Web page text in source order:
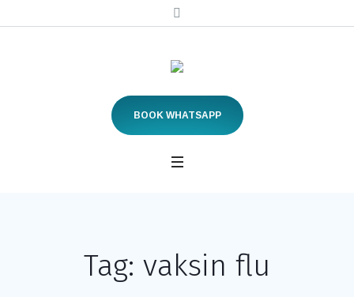
BOOK WHATSAPP
Tag: vaksin flu